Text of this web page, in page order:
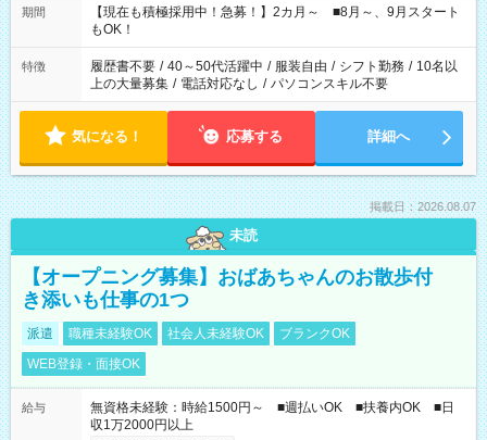
たくない」 など、ご希望を教えてくださいね。 ※Wワーク希望
の方へ 今ご覧のお仕事で希望する勤務時間と、もう1つのお仕事
の勤務時間。 合計で週40時間を超える場合は応募できません。
期間
【現在も積極採用中！急募！】2カ月～ ■8月～、9月スタート
もOK！
特徴 履歴書不要 / 40～50代活躍中 / 服装自由 / シフト勤務 / 10名以
上の大量募集 / 電話対応なし / パソコンスキル不要
気になる！ 応募する 詳細へ
掲載日：2026.08.07
未読
【オープニング募集】おばあちゃんのお散歩付
き添いも仕事の1つ
派遣 職種未経験OK 社会人未経験OK
ブランクOK
WEB登録・面接OK
給与
無資格未経験：時給1500円～ ■週払いOK ■扶養内OK ■日
収1万2000円以上